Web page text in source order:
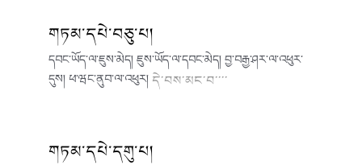
གཏམ་དཔེ་བཅུ་པ།
དབང་ཡོད་ལ་ཇུས་མེད། ཇུས་ཡོད་ལ་དབང་མེད། བྱ་བརྒྱ་ཤར་ལ་འཕུར་
དུས། ཕ་ཝང་ནུབ་ལ་འཕུར། དེ་བས་མང་བ་་་་
གཏམ་དཔེ་དགུ་པ།